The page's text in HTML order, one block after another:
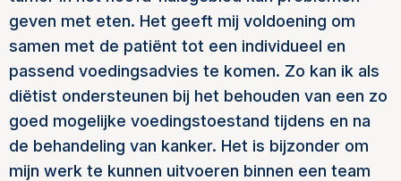
geven met eten. Het geeft mij voldoening om
samen met de patiënt tot een individueel en
passend voedingsadvies te komen. Zo kan ik als
diëtist ondersteunen bij het behouden van een zo
goed mogelijke voedingstoestand tijdens en na
de behandeling van kanker. Het is bijzonder om
mijn werk te kunnen uitvoeren binnen een team